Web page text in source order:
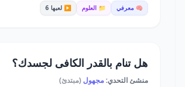
🧠 معرفي 📁 العلوم ▶️ لعبها 6
هل تنام بالقدر الكافى لجسدك؟
منشئ التحدي:مجهول (مبتدئ)